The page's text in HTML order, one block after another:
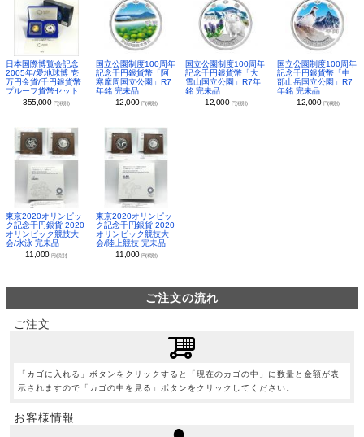
日本国際博覧会記念
2005年/愛地球博 壱
万円金貨/千円銀貨幣
プルーフ貨幣セット
355,000 円(税別)
国立公園制度100周年
記念千円銀貨幣「阿
寒摩周国立公園」R7
年銘 完未品
12,000 円(税別)
国立公園制度100周年
記念千円銀貨幣「大
雪山国立公園」R7年
銘 完未品
12,000 円(税別)
国立公園制度100周年
記念千円銀貨幣「中
部山岳国立公園」R7
年銘 完未品
12,000 円(税別)
東京2020オリンピッ
ク記念千円銀貨 2020
オリンピック競技大
会/水泳 完未品
11,000円(税別)
東京2020オリンピッ
ク記念千円銀貨 2020
オリンピック競技大
会/陸上競技 完未品
11,000 円(税別)
ご注文の流れ
ご注文
「カゴに入れる」ボタンをクリックすると「現在のカゴの中」に数量と金額が表
示されますので「カゴの中を見る」ボタンをクリックしてください。
お客様情報